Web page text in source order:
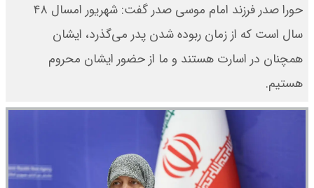
حورا صدر فرزند امام موسی صدر گفت: شهریور امسال ۴۸
سال است که از زمان ربوده شدن پدر می‌گذرد، ایشان
همچنان در اسارت هستند و ما از حضور ایشان محروم
هستیم.